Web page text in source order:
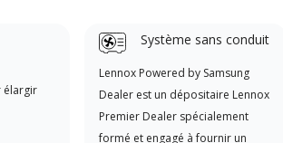
élargir
Système sans conduit
Lennox Powered by Samsung
Dealer est un dépositaire Lennox
Premier Dealer spécialement
formé et engagé à fournir un